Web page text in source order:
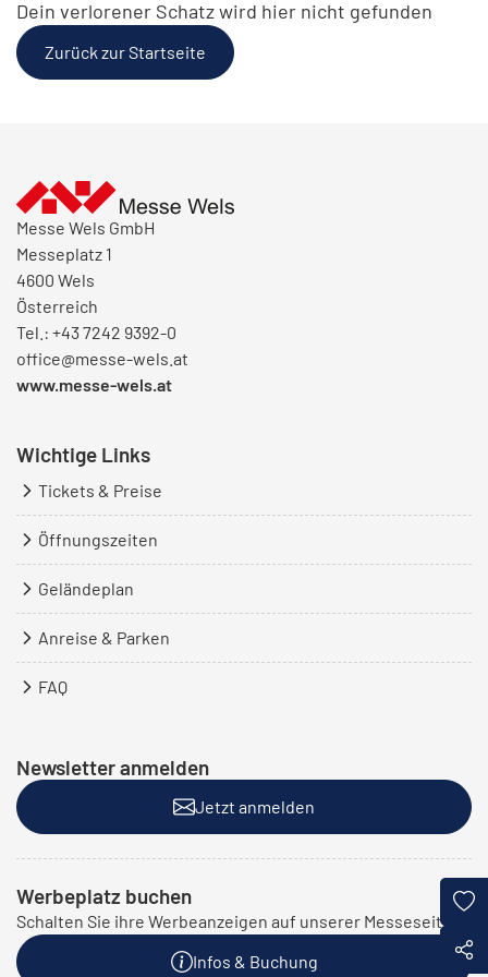
Dein verlorener Schatz wird hier nicht gefunden
Zurück zur Startseite
Messe Wels GmbH
Messeplatz 1
4600 Wels
Österreich
Tel.: +43 7242 9392-0
office@messe-wels.at
www.messe-wels.at
Wichtige Links
Tickets & Preise
Öffnungszeiten
Geländeplan
Anreise & Parken
FAQ
Newsletter anmelden
Jetzt anmelden
Werbeplatz buchen
Schalten Sie ihre Werbeanzeigen auf unserer Messeseite:
Infos & Buchung